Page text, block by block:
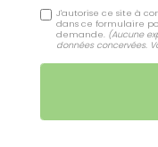
J'autorise ce site à
dans ce formulaire
demande. (Aucune
données concervées.